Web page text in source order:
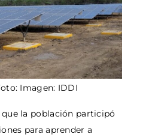
Imagen: IDDI
la población participó
para aprender a